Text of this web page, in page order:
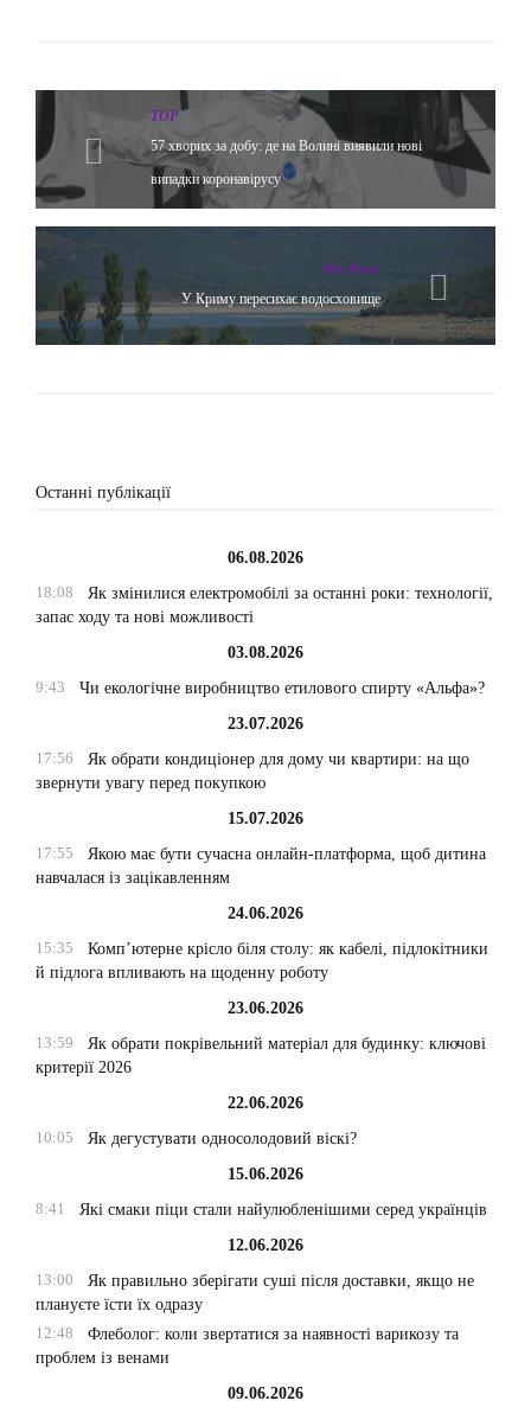
TOP
57 хворих за добу: де на Волині виявили нові
випадки коронавірусу
Hot News
У Криму пересихає водосховище
Останні публікації
06.08.2026
18:08
Як змінилися електромобілі за останні роки: технології,
запас ходу та нові можливості
03.08.2026
9:43
Чи екологічне виробництво етилового спирту «Альфа»?
23.07.2026
17:56
Як обрати кондиціонер для дому чи квартири: на що
звернути увагу перед покупкою
15.07.2026
17:55
Якою має бути сучасна онлайн-платформа, щоб дитина
навчалася із зацікавленням
24.06.2026
15:35
Комп’ютерне крісло біля столу: як кабелі, підлокітники
й підлога впливають на щоденну роботу
23.06.2026
13:59
Як обрати покрівельний матеріал для будинку: ключові
критерії 2026
22.06.2026
10:05
Як дегустувати односолодовий віскі?
15.06.2026
8:41
Які смаки піци стали найулюбленішими серед українців
12.06.2026
13:00
Як правильно зберігати суші після доставки, якщо не
плануєте їсти їх одразу
12:48
Флеболог: коли звертатися за наявності варикозу та
проблем із венами
09.06.2026